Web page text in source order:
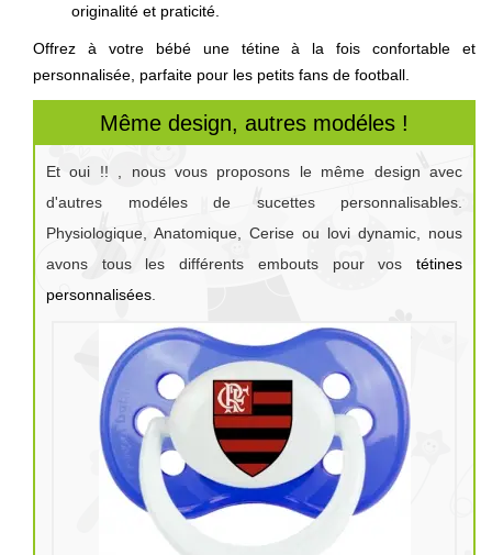
originalité et praticité.
Offrez à votre bébé une tétine à la fois confortable et
personnalisée, parfaite pour les petits fans de football.
Même design, autres modéles !
Et oui !! , nous vous proposons le même design avec
d'autres modéles de sucettes personnalisables.
Physiologique, Anatomique, Cerise ou lovi dynamic, nous
avons tous les différents embouts pour vos tétines
personnalisées